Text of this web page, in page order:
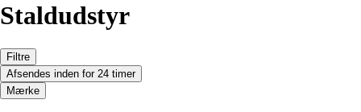
Staldudstyr
Filtre
Afsendes inden for 24 timer
Mærke